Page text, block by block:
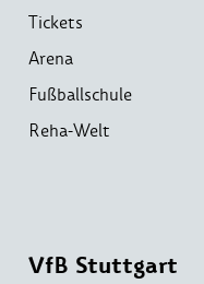
Tickets
Arena
Fußballschule
Reha-Welt
VfB Stuttgart